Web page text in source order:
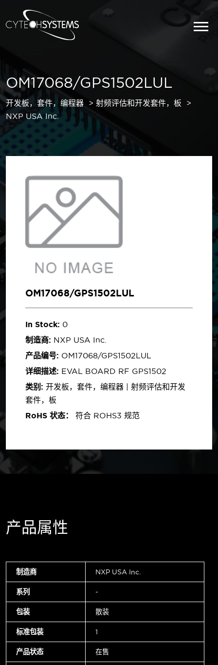
OM17068/GPS1502LUL
开发板，套件，编程器
射频评估和开发套件，板
NXP USA Inc.
OM17068/GPS1502LUL
In Stock: 0
制造商: NXP USA Inc.
产品编号: OM17068/GPS1502LUL
详细描述: EVAL BOARD RF GPS1502
类别: 开发板，套件，编程器 | 射频评估和开发
套件，板
RoHS 状态：
符合 ROHS3 规范
产品属性
制造商 NXP USA Inc.
系列 -
包装 散装
标准包装 1
产品状态 在售